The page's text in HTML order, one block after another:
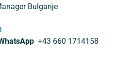
Bulgarije
+43 660 1714158